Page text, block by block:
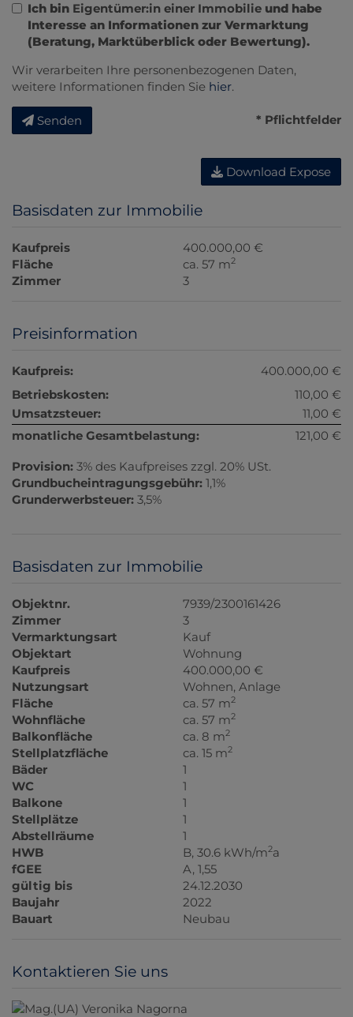
Ich bin Eigentümer:in einer Immobilie und habe
Interesse an Informationen zur Vermarktung
(Beratung, Marktüberblick oder Bewertung).
Wir verarbeiten Ihre personenbezogenen Daten,
weitere Informationen finden Sie hier.
Senden * Pflichtfelder
Download Expose
Basisdaten zur Immobilie
Kaufpreis
400.000,00 €
Fläche
ca. 57 m2
Zimmer 3
Preisinformation
Kaufpreis:
400.000,00 €
Betriebskosten:
110,00 €
Umsatzsteuer:
11,00 €
monatliche Gesamtbelastung:
121,00 €
Provision: 3% des Kaufpreises zzgl. 20% USt.
Grundbucheintragungsgebühr: 1,1%
Grunderwerbsteuer: 3,5%
Basisdaten zur Immobilie
Objektnr.
7939/2300161426
Zimmer
3
Vermarktungsart
Kauf
Objektart
Wohnung
Kaufpreis
400.000,00 €
Nutzungsart
Wohnen Anlage
Fläche
ca. 57 m2
Wohnfläche ca. 57 m2
Balkonfläche ca. 8 m2
Stellplatzfläche ca. 15 m2
Bäder
1
WC
1
Balkone
1
Stellplätze
1
Abstellräume
1
HWB
B, 30.6 kWh/m2a
fGEE
A, 1,55
gültig bis
24.12.2030
Baujahr
2022
Bauart
Neubau
Kontaktieren Sie uns